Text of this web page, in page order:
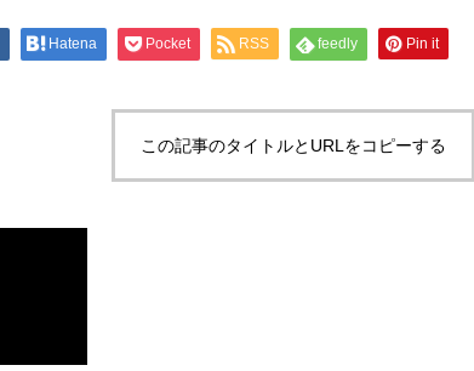
Hatena Pocket RSS feedly Pin it
この記事のタイトルとURLをコピーする